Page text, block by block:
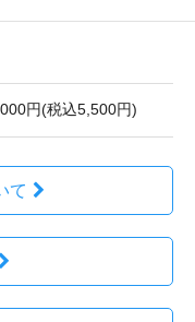
円(税込5,500円)
て